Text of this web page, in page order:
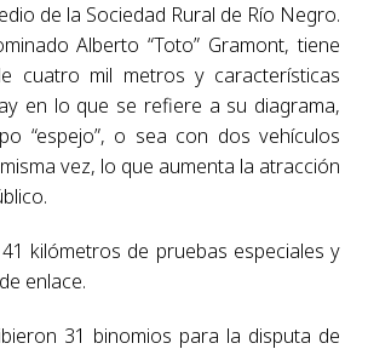
de la Sociedad Rural de Río Negro.
Alberto “Toto” Gramont, tiene
cuatro mil metros y características
en lo que se refiere a su diagrama,
“espejo”, o sea con dos vehículos
vez, lo que aumenta la atracción
kilómetros de pruebas especiales y
enlace.
31 binomios para la disputa de